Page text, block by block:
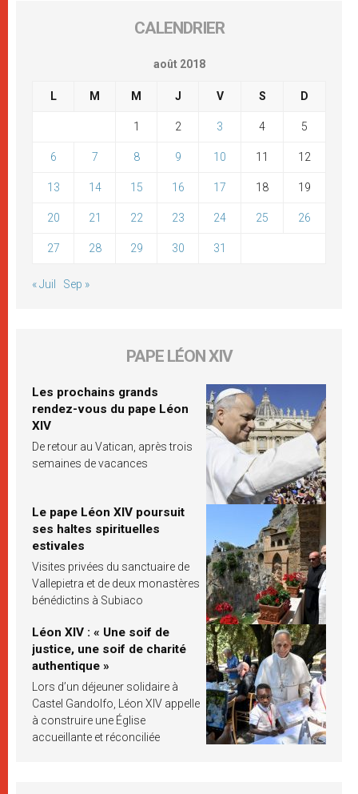
CALENDRIER
août 2018
L M M J V S D
1 2 3 4 5
6 7 8 9 10 11 12
13 14 15 16 17 18 19
20 21 22 23 24 25 26
27 28 29 30 31
« Juil Sep »
PAPE LÉON XIV
Les prochains grands
rendez-vous du pape Léon
XIV
De retour au Vatican, après trois
semaines de vacances
Le pape Léon XIV poursuit
ses haltes spirituelles
estivales
Visites privées du sanctuaire de
Vallepietra et de deux monastères
bénédictins à Subiaco
Léon XIV : « Une soif de
justice, une soif de charité
authentique »
Lors d’un déjeuner solidaire à
Castel Gandolfo, Léon XIV appelle
à construire une Église
accueillante et réconciliée